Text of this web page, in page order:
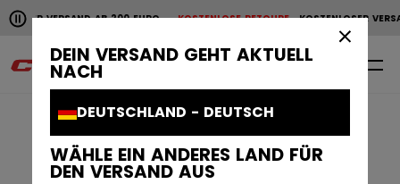
DEIN VERSAND GEHT AKTUELL
NACH
DEUTSCHLAND - DEUTSCH
WÄHLE EIN ANDERES LAND FÜR
DEN VERSAND AUS
Horizontale Bildlaufanimation anhalten.
VERSAND AB 200 EUROKOSTENLOSE RETOURE KOSTENLOSER
KOSTENLOSER VERSAND AB 200 EURO KOSTENLOSE
0